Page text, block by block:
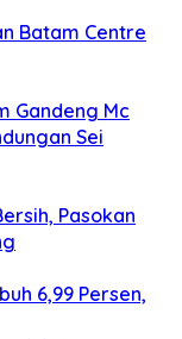
Batam Centre
Gandeng Mc
Sei
Pasokan
6,99 Persen,